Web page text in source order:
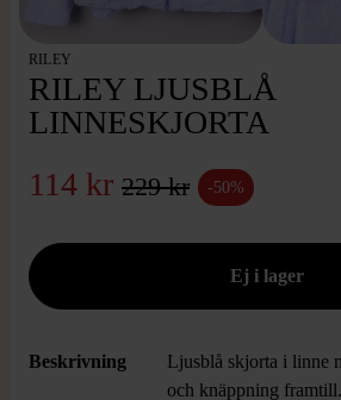
RILEY
RILEY LJUSBLÅ
LINNESKJORTA
114 kr 229 kr -50%
Beskrivning
Ljusblå skjorta i linne
och knäppning